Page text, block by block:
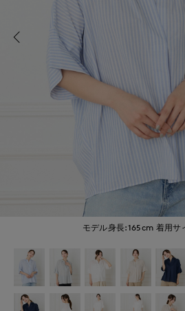
モデル身長:165cm 着用サ